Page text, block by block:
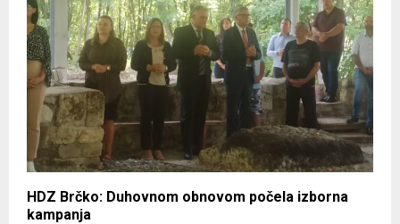
HDZ Brčko: Duhovnom obnovom počela izborna
kampanja